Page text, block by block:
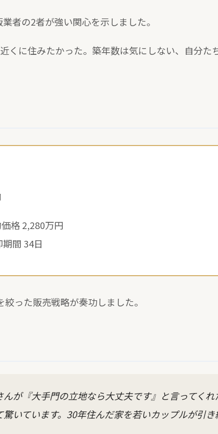
者の2者が強い関心を示しました。
くに住みたかった。築年数は気にしない、自分た
格 2,280万円
間 34日
った販売戦略が奏功しました。
が『大手門の立地なら大丈夫です』と言ってくれ
いています。30年住んだ家を若いカップルが引き